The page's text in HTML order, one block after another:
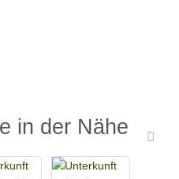
- Muttlerscharte -
in der Nähe